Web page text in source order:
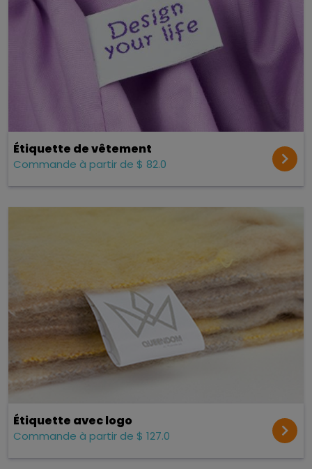
Étiquette de vêtement
Commande à partir de $ 82.0
Étiquette avec logo
Commande à partir de $ 127.0